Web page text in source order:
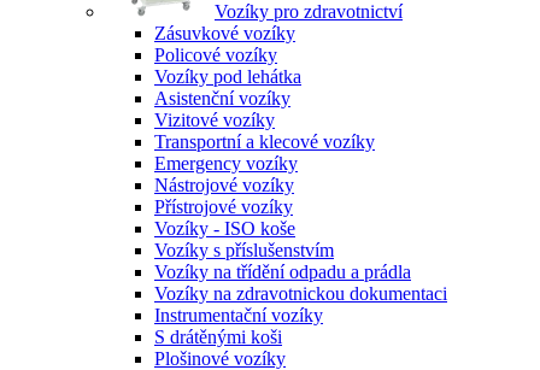
Vozíky pro zdravotnictví
Zásuvkové vozíky
Policové vozíky
Vozíky pod lehátka
Asistenční vozíky
Vizitové vozíky
Transportní a klecové vozíky
Emergency vozíky
Nástrojové vozíky
Přístrojové vozíky
Vozíky - ISO koše
Vozíky s příslušenstvím
Vozíky na třídění odpadu a prádla
Vozíky na zdravotnickou dokumentaci
Instrumentační vozíky
S drátěnými koši
Plošinové vozíky